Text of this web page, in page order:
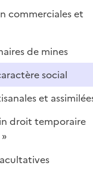
commerciales et
de mines
social
et
droit temporaire